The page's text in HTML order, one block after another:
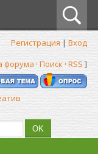
Регистрация | Вход
форума · Поиск · RSS ]